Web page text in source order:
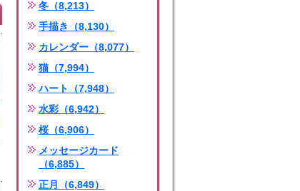
冬（8,213）
手描き（8,130）
カレンダー（8,077）
猫（7,994）
ハート（7,948）
水彩（6,942）
桜（6,906）
メッセージカード
（6,885）
正月（6,849）